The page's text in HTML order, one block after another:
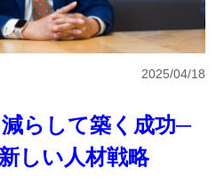
らして築く成功─
しい人材戦略
2025/04/18